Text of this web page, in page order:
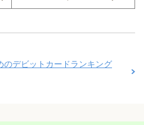
のデビットカードランキング